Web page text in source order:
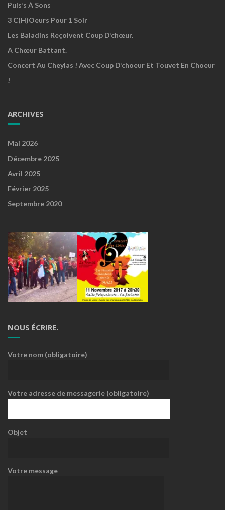
Puls’s À Sons
3 C(h)oeurs Pour 1 Soir
Les Baladins Reçoivent Coup D’chœur.
A Chœur Battant.
Concert Au Cheylas ! Avec Coup D’choeur Et Touvet En Choeur
!
ARCHIVES
Mai 2026
Décembre 2025
Avril 2025
Février 2025
Septembre 2020
NOUS ÉCRIRE.
Votre nom (obligatoire)
Votre adresse de messagerie (obligatoire)
Objet
Votre message